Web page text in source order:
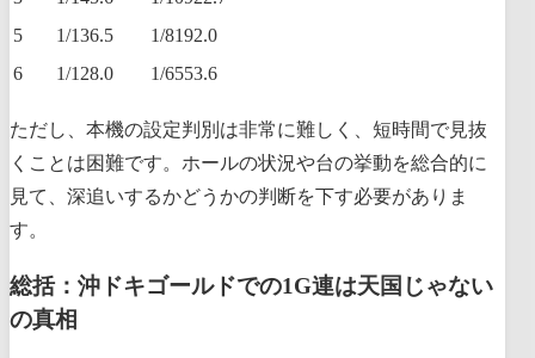
5
1/136.5
1/8192.0
6
1/128.0 1/6553.6
ただし、本機の設定判別は非常に難しく、短時間で見抜
くことは困難です。ホールの状況や台の挙動を総合的に
見て、深追いするかどうかの判断を下す必要がありま
す。
総括：沖ドキゴールドでの1G連は天国じゃない
の真相